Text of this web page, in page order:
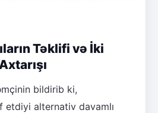
Təklifi və İki
bildirib ki,
etdiyi alternativ davamlı